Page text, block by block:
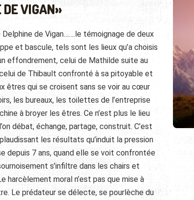
DE VIGAN»
de Vigan…….le témoignage de deux
et bascule, tels sont les lieux qu’a choisis
effondrement, celui de Mathilde suite au
celui de Thibault confronté à sa pitoyable et
êtres qui se croisent sans se voir au cœur
les bureaux, les toilettes de l’entreprise
à broyer les êtres. Ce n’est plus le lieu
débat, échange, partage, construit. C’est
les résultats qu’induit la pression
7 ans, quand elle se voit confrontée
s’infiltre dans les chairs et
harcèlement moral n’est pas que mise à
Le prédateur se délecte, se pourlèche du